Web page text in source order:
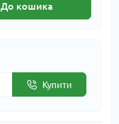
До кошика
Купити